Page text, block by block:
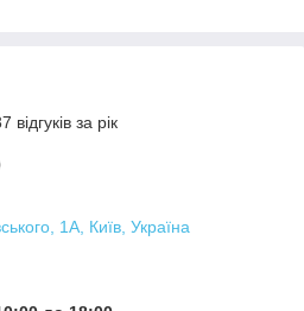
за рік
1А, Київ, Україна